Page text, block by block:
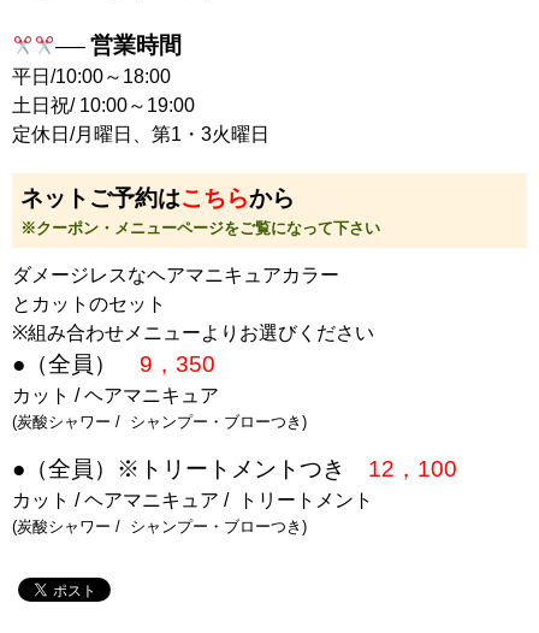
—–営業時間⠀
平日/10:00～18:00⠀
土日祝/ 10:00～19:00 ⠀
定休日/月曜日、第1・3火曜日
ネットご予約はこちらから
※クーポン・メニューページをご覧になって下さい
ダメージレスなヘアマニキュアカラー
とカットのセット
※組み合わせメニューよりお選びください
●（全員） 9，350
カット / ヘアマニキュア
(炭酸シャワー / シャンプー・ブローつき)
●（全員）※トリートメントつき 12，100
カット / ヘアマニキュア / トリートメント
(炭酸シャワー / シャンプー・ブローつき)